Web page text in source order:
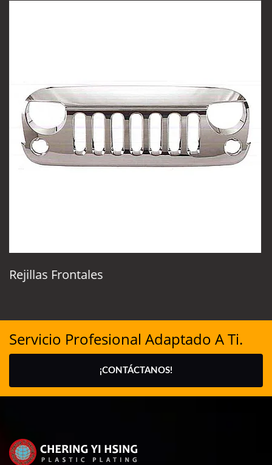
Rejillas Frontales
Servicio Profesional Adaptado A Ti.
¡CONTÁCTANOS!